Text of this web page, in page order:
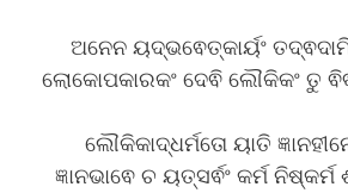
ଅନେନ ୟଦ୍ଭଵେତ୍କାର୍ୟଂ
ଲୋକୋପକାରକଂ ଦେଵି ଲୌକିକଂ ତୁ
ଲୌକିକାଦ୍ଧର୍ମତୋ ୟାତି
ଜ୍ଞାନଭାଵେ ଚ ୟତ୍ସର୍ଵଂ କର୍ମ